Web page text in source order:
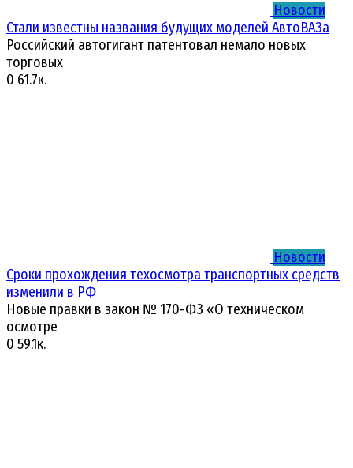
Новости
Стали известны названия будущих моделей АвтоВАЗа
Российский автогигант патентовал немало новых
торговых
0 61.7к.
Новости
Сроки прохождения техосмотра транспортных средств
изменили в РФ
Новые правки в закон № 170-ФЗ «О техническом
осмотре
0 59.1к.